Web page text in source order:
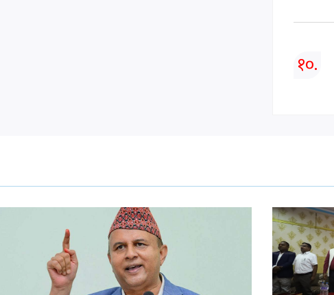
१०.